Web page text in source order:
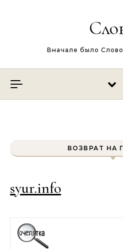
Вначале было
ВОЗВРАТ НА
syur.info